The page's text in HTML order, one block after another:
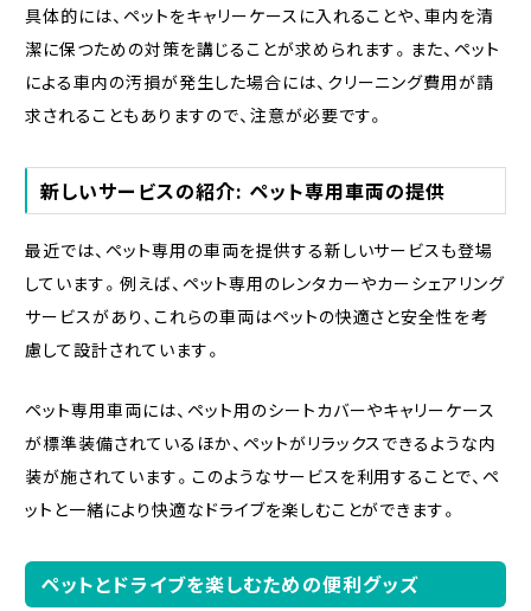
具体的には、ペットをキャリーケースに入れることや、車内を清
潔に保つための対策を講じることが求められます。また、ペット
による車内の汚損が発生した場合には、クリーニング費用が請
求されることもありますので、注意が必要です。
新しいサービスの紹介: ペット専用車両の提供
最近では、ペット専用の車両を提供する新しいサービスも登場
しています。例えば、ペット専用のレンタカーやカーシェアリング
サービスがあり、これらの車両はペットの快適さと安全性を考
慮して設計されています。
ペット専用車両には、ペット用のシートカバーやキャリーケース
が標準装備されているほか、ペットがリラックスできるような内
装が施されています。このようなサービスを利用することで、ペ
ットと一緒により快適なドライブを楽しむことができます。
ペットとドライブを楽しむための便利グッズ